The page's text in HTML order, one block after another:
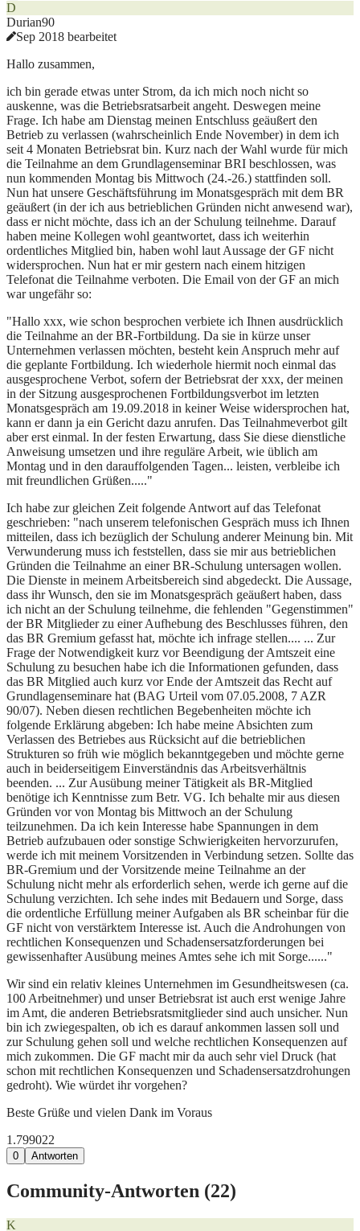
D
Durian90
Sep 2018 bearbeitet
Hallo zusammen,
ich bin gerade etwas unter Strom, da ich mich noch nicht so
auskenne, was die Betriebsratsarbeit angeht. Deswegen meine
Frage. Ich habe am Dienstag meinen Entschluss geäußert den
Betrieb zu verlassen (wahrscheinlich Ende November) in dem ich
seit 4 Monaten Betriebsrat bin. Kurz nach der Wahl wurde für mich
die Teilnahme an dem Grundlagenseminar BRI beschlossen, was
nun kommenden Montag bis Mittwoch (24.-26.) stattfinden soll.
Nun hat unsere Geschäftsführung im Monatsgespräch mit dem BR
geäußert (in der ich aus betrieblichen Gründen nicht anwesend war),
dass er nicht möchte, dass ich an der Schulung teilnehme. Darauf
haben meine Kollegen wohl geantwortet, dass ich weiterhin
ordentliches Mitglied bin, haben wohl laut Aussage der GF nicht
widersprochen. Nun hat er mir gestern nach einem hitzigen
Telefonat die Teilnahme verboten. Die Email von der GF an mich
war ungefähr so:
"Hallo xxx, wie schon besprochen verbiete ich Ihnen ausdrücklich
die Teilnahme an der BR-Fortbildung. Da sie in kürze unser
Unternehmen verlassen möchten, besteht kein Anspruch mehr auf
die geplante Fortbildung. Ich wiederhole hiermit noch einmal das
ausgesprochene Verbot, sofern der Betriebsrat der xxx, der meinen
in der Sitzung ausgesprochenen Fortbildungsverbot im letzten
Monatsgespräch am 19.09.2018 in keiner Weise widersprochen hat,
kann er dann ja ein Gericht dazu anrufen. Das Teilnahmeverbot gilt
aber erst einmal. In der festen Erwartung, dass Sie diese dienstliche
Anweisung umsetzen und ihre reguläre Arbeit, wie üblich am
Montag und in den darauffolgenden Tagen... leisten, verbleibe ich
mit freundlichen Grüßen....."
Ich habe zur gleichen Zeit folgende Antwort auf das Telefonat
geschrieben: "nach unserem telefonischen Gespräch muss ich Ihnen
mitteilen, dass ich bezüglich der Schulung anderer Meinung bin. Mit
Verwunderung muss ich feststellen, dass sie mir aus betrieblichen
Gründen die Teilnahme an einer BR-Schulung untersagen wollen.
Die Dienste in meinem Arbeitsbereich sind abgedeckt. Die Aussage,
dass ihr Wunsch, den sie im Monatsgespräch geäußert haben, dass
ich nicht an der Schulung teilnehme, die fehlenden "Gegenstimmen"
der BR Mitglieder zu einer Aufhebung des Beschlusses führen, den
das BR Gremium gefasst hat, möchte ich infrage stellen.... ... Zur
Frage der Notwendigkeit kurz vor Beendigung der Amtszeit eine
Schulung zu besuchen habe ich die Informationen gefunden, dass
das BR Mitglied auch kurz vor Ende der Amtszeit das Recht auf
Grundlagenseminare hat (BAG Urteil vom 07.05.2008, 7 AZR
90/07). Neben diesen rechtlichen Begebenheiten möchte ich
folgende Erklärung abgeben: Ich habe meine Absichten zum
Verlassen des Betriebes aus Rücksicht auf die betrieblichen
Strukturen so früh wie möglich bekanntgegeben und möchte gerne
auch in beiderseitigem Einverständnis das Arbeitsverhältnis
beenden. ... Zur Ausübung meiner Tätigkeit als BR-Mitglied
benötige ich Kenntnisse zum Betr. VG. Ich behalte mir aus diesen
Gründen vor von Montag bis Mittwoch an der Schulung
teilzunehmen. Da ich kein Interesse habe Spannungen in dem
Betrieb aufzubauen oder sonstige Schwierigkeiten hervorzurufen,
werde ich mit meinem Vorsitzenden in Verbindung setzen. Sollte das
BR-Gremium und der Vorsitzende meine Teilnahme an der
Schulung nicht mehr als erforderlich sehen, werde ich gerne auf die
Schulung verzichten. Ich sehe indes mit Bedauern und Sorge, dass
die ordentliche Erfüllung meiner Aufgaben als BR scheinbar für die
GF nicht von verstärktem Interesse ist. Auch die Androhungen von
rechtlichen Konsequenzen und Schadensersatzforderungen bei
gewissenhafter Ausübung meines Amtes sehe ich mit Sorge......"
Wir sind ein relativ kleines Unternehmen im Gesundheitswesen (ca.
100 Arbeitnehmer) und unser Betriebsrat ist auch erst wenige Jahre
im Amt, die anderen Betriebsratsmitglieder sind auch unsicher. Nun
bin ich zwiegespalten, ob ich es darauf ankommen lassen soll und
zur Schulung gehen soll und welche rechtlichen Konsequenzen auf
mich zukommen. Die GF macht mir da auch sehr viel Druck (hat
schon mit rechtlichen Konsequenzen und Schadensersatzdrohungen
gedroht). Wie würdet ihr vorgehen?
Beste Grüße und vielen Dank im Voraus
1.799022
0 Antworten
Community-Antworten (22)
K